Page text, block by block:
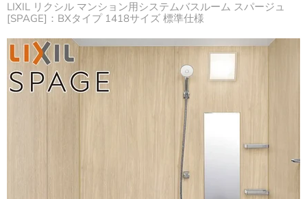
LIXIL リクシル マンション用システムバスルーム スパージュ
[SPAGE]：BXタイプ 1418サイズ 標準仕様